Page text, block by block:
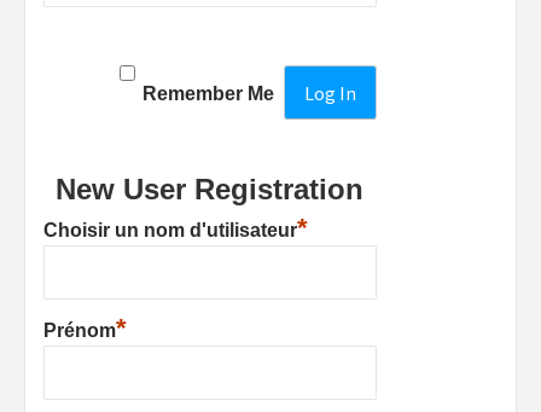
Remember Me
New User Registration
Choisir un nom d'utilisateur*
Prénom*